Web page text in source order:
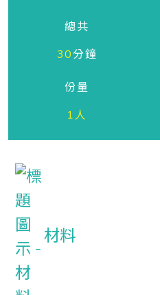
總共
30分鐘
份量
1人
材料